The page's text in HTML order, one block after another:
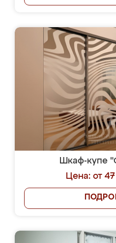
Шкаф-купе
Цена: от